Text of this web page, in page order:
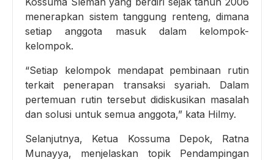
menerapkan sistem tanggung renteng, dimana
setiap anggota masuk dalam kelompok-
kelompok.
“Setiap kelompok mendapat pembinaan rutin
terkait penerapan transaksi syariah. Dalam
pertemuan rutin tersebut didiskusikan masalah
dan solusi untuk semua anggota,” kata Hilmy.
Selanjutnya, Ketua Kossuma Depok, Ratna
Munayya, menjelaskan topik Pendampingan